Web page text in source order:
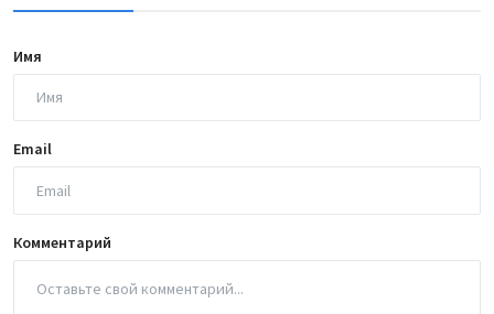
Имя
Email
Комментарий